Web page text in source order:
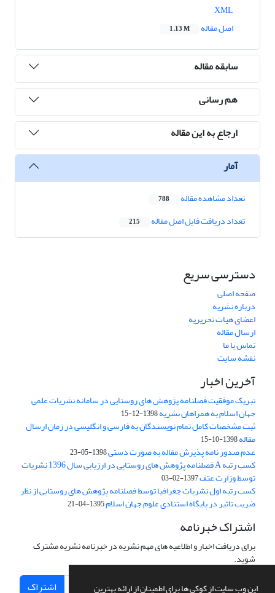
این وب سایت از کوکی ها برای اطمینان از ارائه بهترین
اصل مقاله
1.13 M
سابقه مقاله
هم رسانی
ارجاع به این مقاله
آمار
تعداد مشاهده مقاله 788
تعداد دریافت فایل اصل مقاله 215
دسترسی سریع
صفحه اصلی
درباره نشریه
اعضای هیات تحریریه
ارسال مقاله
تماس با ما
نقشه سایت
آخرین اخبار
تبریک موفقیت فصلنامه پژوهش های روستایی در سامانه نشریات علمی
جهان اسلام به همراهان نشریه1398-12-15
ثبت مشخصات کامل تمام نویسندگان به فارسی و انگلیسی در زمان ارسال
مقاله1398-10-15
عدم صدور نامه پذیرش مقاله به صورت دستی1398-05-23
کسب رتبه A فصلنامه پژوهش های روستایی در ارزیابی سال 1396 نشریات
توسط وزارت عتف1397-02-03
کسب رتبه اول نشریات جغرافیا توسط فصلنامه پژوهش های روستایی از نظر
ضریب تاثیر در پایگاه استنادی علوم جهان اسلام1395-04-21
اشتراک خبرنامه
برای دریافت اخبار و اطلاعیه های مهم نشریه در خبرنامه نشریه مشترک
شوید.
اشتراک